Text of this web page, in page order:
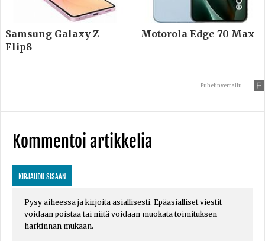
Samsung Galaxy Z
Flip8
Motorola Edge 70 Max
Puhelinvertailu
Kommentoi artikkelia
KIRJAUDU SISÄÄN
Pysy aiheessa ja kirjoita asiallisesti. Epäasialliset viestit
voidaan poistaa tai niitä voidaan muokata toimituksen
harkinnan mukaan.